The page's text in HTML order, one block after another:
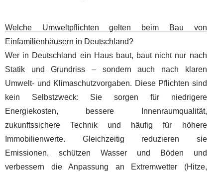
Welche Umweltpflichten gelten beim Bau von
Einfamilienhäusern in Deutschland?
Wer in Deutschland ein Haus baut, baut nicht nur nach
Statik und Grundriss – sondern auch nach klaren
Umwelt- und Klimaschutzvorgaben. Diese Pflichten sind
kein Selbstzweck: Sie sorgen für niedrigere
Energiekosten, bessere Innenraumqualität,
zukunftssichere Technik und häufig für höhere
Immobilienwerte. Gleichzeitig reduzieren sie
Emissionen, schützen Wasser und Böden und
verbessern die Anpassung an Extremwetter (Hitze,